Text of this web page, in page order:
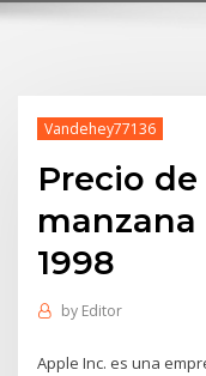
Vandehey77136
Precio
1998
by Editor
Apple Inc. es una